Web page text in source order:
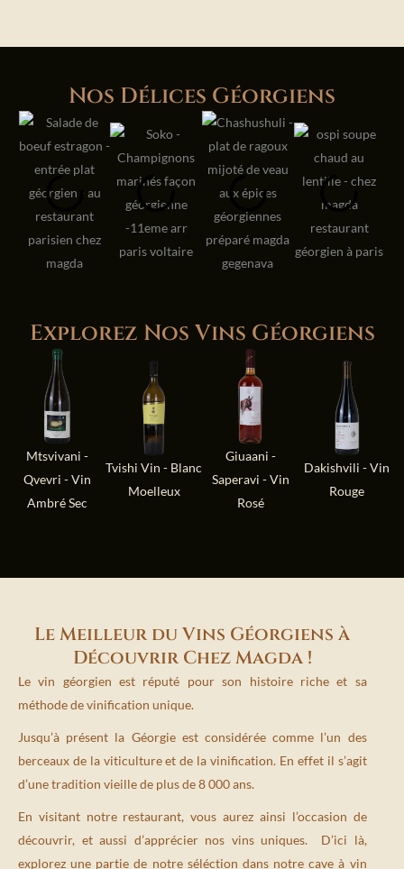
Nos Délices Géorgiens
Explorez Nos Vins Géorgiens
Mtsvivani -
Qvevri - Vin
Ambré Sec
Tvishi Vin - Blanc
Moelleux
Giuaani -
Saperavi - Vin
Rosé
Dakishvili - Vin
Rouge
Le Meilleur du Vins Géorgiens à
Découvrir Chez Magda !
Le vin géorgien est réputé pour son histoire riche et sa
méthode de vinification unique.
Jusqu’à présent la Géorgie est considérée comme l’un des
berceaux de la viticulture et de la vinification. En effet il s’agit
d’une tradition vieille de plus de 8 000 ans.
En visitant notre restaurant, vous aurez ainsi l’occasion de
découvrir, et aussi d’apprécier nos vins uniques. D’ici là,
explorez une partie de notre séléction dans notre cave à vin